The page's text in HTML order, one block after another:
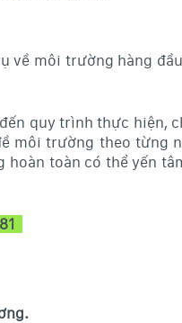
về môi trường hàng
quy trình thực hiện,
môi trường theo từng
toàn có thể yến